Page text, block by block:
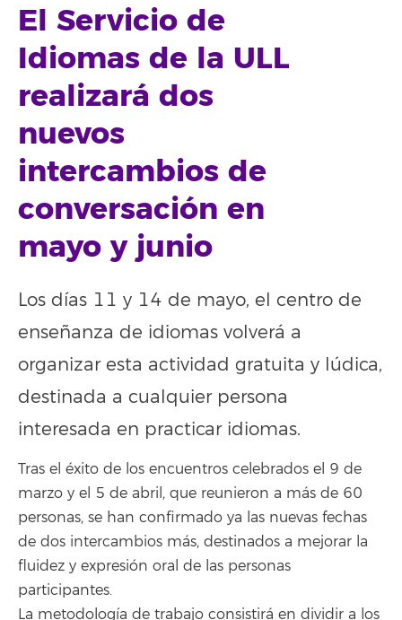
El Servicio de
Idiomas de la ULL
realizará dos
nuevos
intercambios de
conversación en
mayo y junio
Los días 11 y 14 de mayo, el centro de
enseñanza de idiomas volverá a
organizar esta actividad gratuita y lúdica,
destinada a cualquier persona
interesada en practicar idiomas.
Tras el éxito de los encuentros celebrados el 9 de
marzo y el 5 de abril, que reunieron a más de 60
personas, se han confirmado ya las nuevas fechas
de dos intercambios más, destinados a mejorar la
fluidez y expresión oral de las personas
participantes.
La metodología de trabajo consistirá en dividir a los